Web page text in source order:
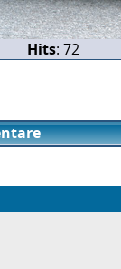
Hits: 72